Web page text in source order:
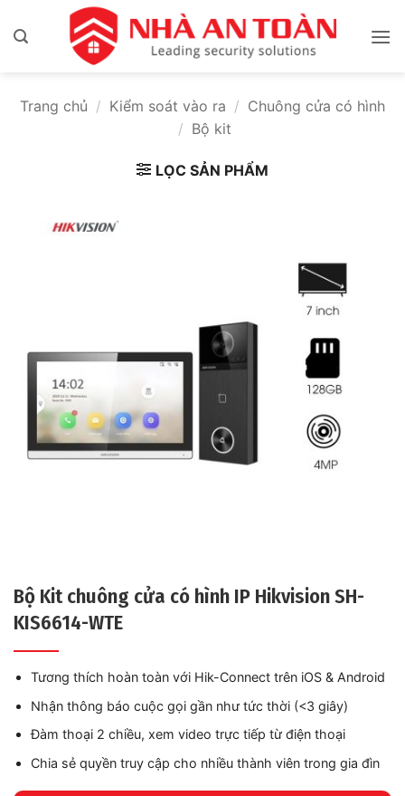
qua
Trang chủ / Kiểm soát vào ra / Chuông cửa có hình
/ Bộ kit
LỌC SẢN PHẨM
Bộ Kit chuông cửa có hình IP Hikvision SH-
KIS6614-WTE
Tương thích hoàn toàn với Hik-Connect trên iOS & Android
Nhận thông báo cuộc gọi gần như tức thời (<3 giây)
Đàm thoại 2 chiều, xem video trực tiếp từ điện thoại
Chia sẻ quyền truy cập cho nhiều thành viên trong gia đìn